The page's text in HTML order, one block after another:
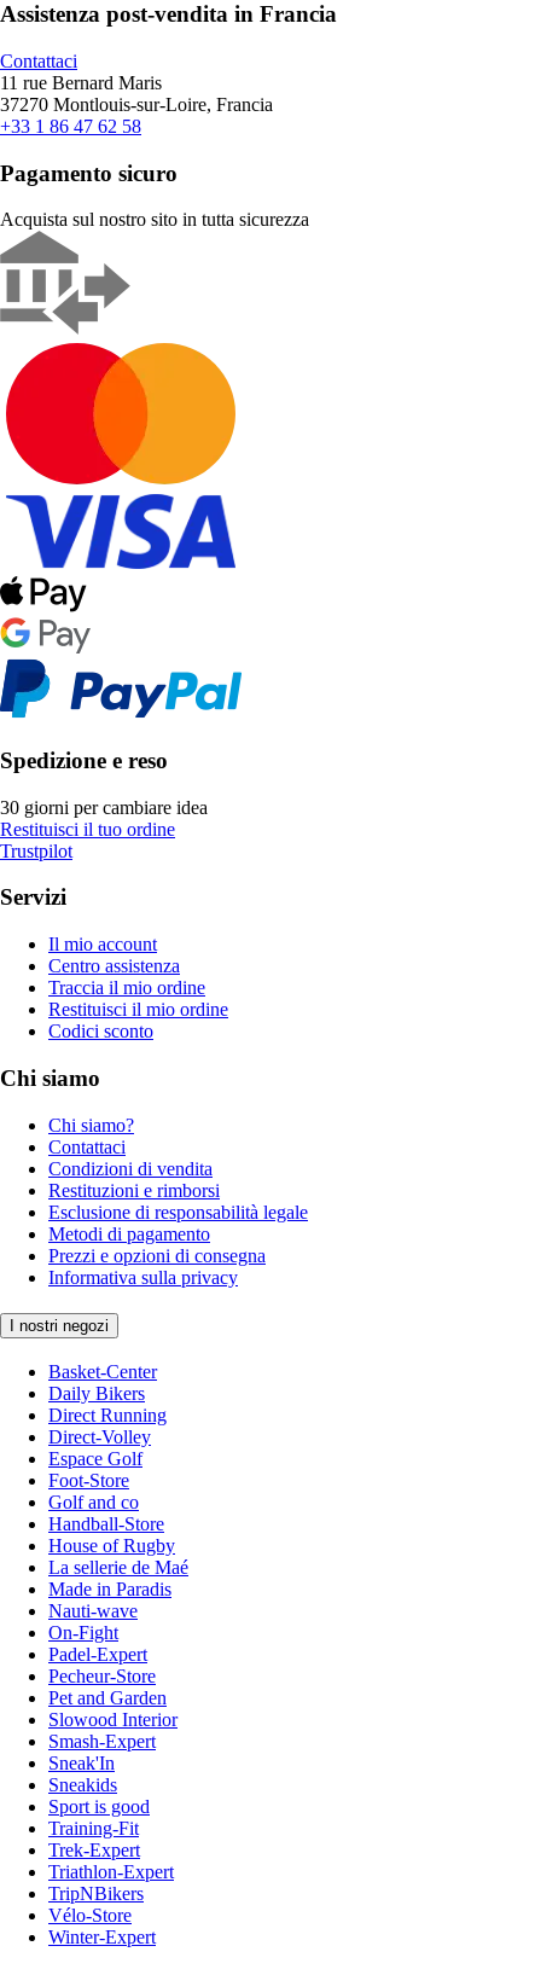
Assistenza post-vendita in Francia
Contattaci
11 rue Bernard Maris
37270 Montlouis-sur-Loire, Francia
+33 1 86 47 62 58
Pagamento sicuro
Acquista sul nostro sito in tutta sicurezza
Spedizione e reso
30 giorni per cambiare idea
Restituisci il tuo ordine
Trustpilot
Servizi
Il mio account
Centro assistenza
Traccia il mio ordine
Restituisci il mio ordine
Codici sconto
Chi siamo
Chi siamo?
Contattaci
Condizioni di vendita
Restituzioni e rimborsi
Esclusione di responsabilità legale
Metodi di pagamento
Prezzi e opzioni di consegna
Informativa sulla privacy
I nostri negozi
Basket-Center
Daily Bikers
Direct Running
Direct-Volley
Espace Golf
Foot-Store
Golf and co
Handball-Store
House of Rugby
La sellerie de Maé
Made in Paradis
Nauti-wave
On-Fight
Padel-Expert
Pecheur-Store
Pet and Garden
Slowood Interior
Smash-Expert
Sneak'In
Sneakids
Sport is good
Training-Fit
Trek-Expert
Triathlon-Expert
TripNBikers
Vélo-Store
Winter-Expert